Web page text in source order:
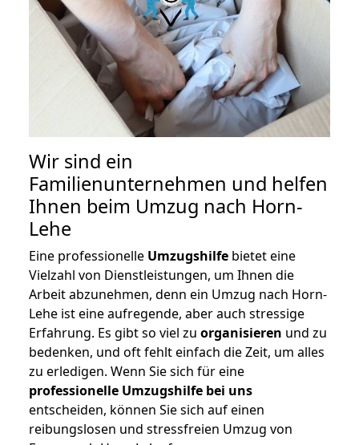
Wir sind ein
Familienunternehmen und helfen
Ihnen beim Umzug nach Horn-
Lehe
Eine professionelle Umzugshilfe bietet eine
Vielzahl von Dienstleistungen, um Ihnen die
Arbeit abzunehmen, denn ein Umzug nach Horn-
Lehe ist eine aufregende, aber auch stressige
Erfahrung. Es gibt so viel zu organisieren und zu
bedenken, und oft fehlt einfach die Zeit, um alles
zu erledigen. Wenn Sie sich für eine
professionelle Umzugshilfe bei uns
entscheiden, können Sie sich auf einen
reibungslosen und stressfreien Umzug von